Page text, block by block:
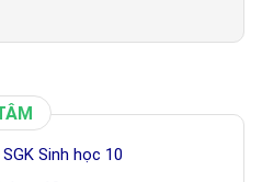
Sinh học 10